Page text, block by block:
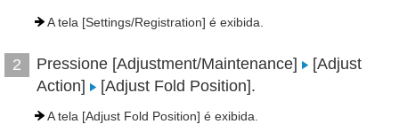
A tela [Settings/Registration] é exibida.
2 Pressione [Adjustment/Maintenance]
[Adjust
Action]
[Adjust Fold Position].
A tela [Adjust Fold Position] é exibida.